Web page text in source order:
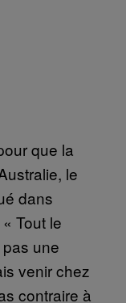
que la
le
dans
Tout le
une
venir chez
contraire à